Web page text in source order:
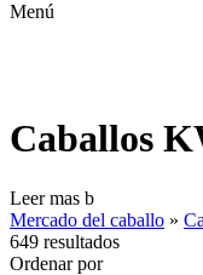
Menú
Caballos
Leer mas b
Mercado del caballo »
649 resultados
Ordenar por